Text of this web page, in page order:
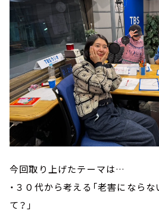
今回取り上げたテーマは…
・３０代から考える「老害になら
て？」